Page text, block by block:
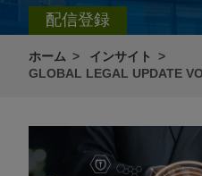
配信登録
ホーム
インサイト
GLOBAL LEGAL UPDATE